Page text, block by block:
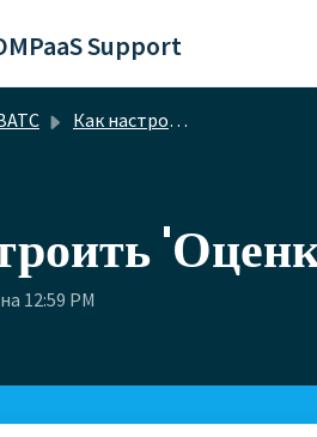
Support
Как настроить
12:59 PM